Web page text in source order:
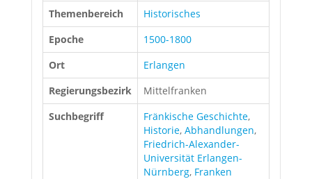
Themenbereich
Historisches
Epoche
1500-1800
Ort
Erlangen
Regierungsbezirk
Mittelfranken
Suchbegriff
Fränkische Geschichte,
Historie, Abhandlungen,
Friedrich-Alexander-
Universität Erlangen-
Nürnberg, Franken